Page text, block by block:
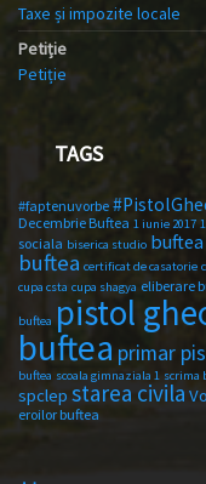
Taxe și impozite locale
Petiție
Petiție
TAGS
#faptenuvorbe
Decembrie Buftea 1 iunie 2017
sociala biserica studio buftea
buftea certificat de casatorie
cupa csta cupa shagya eliberare
buftea pistol
buftea primar
buftea scoala gimnaziala 1 scrima
spclep starea civila
eroilor buftea